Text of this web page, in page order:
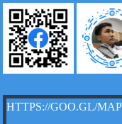
HTTPS://GOO.GL/